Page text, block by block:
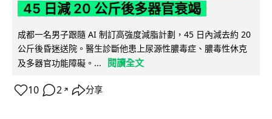
45 日減 20 公斤後多器官衰竭
成都一名男子跟隨 AI 制訂高強度減脂計劃，45 日內減去約 20
公斤後昏迷送院。醫生診斷他患上尿源性膿毒症、膿毒性休克
及多器官功能障礙。...
閱讀全文
10 2 ↗ 分享